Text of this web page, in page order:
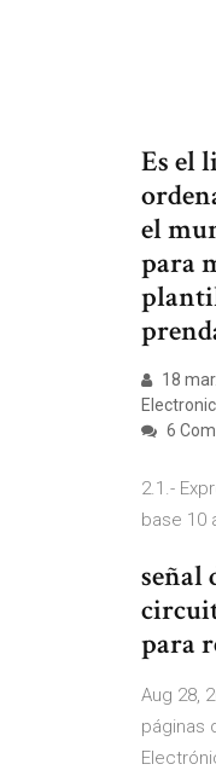
Es el
el
para
18
6
2.1.-
base 10
señal
para
Aug 28,
páginas